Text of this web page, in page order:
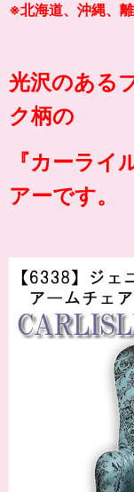
※北海道、沖縄、
光沢のある
ク柄の
『カーライ
アーです。